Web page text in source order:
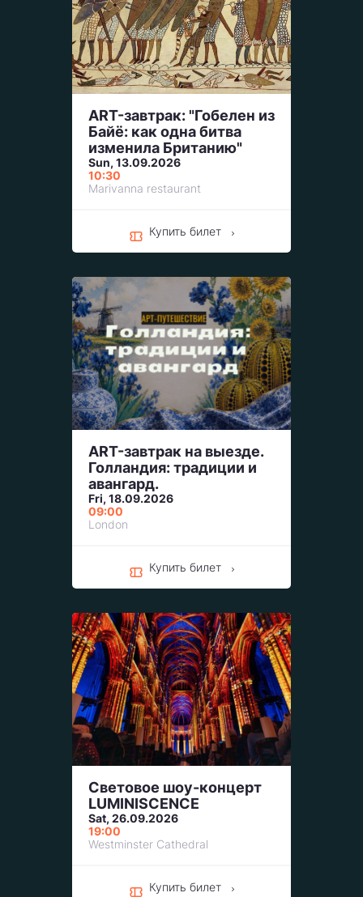
ART-завтрак: "Гобелен из
Байё: как одна битва
изменила Британию"
Sun, 13.09.2026
10:30
Marivanna restaurant
Купить билет
ART-завтрак на выезде.
Голландия: традиции и
авангард.
Fri, 18.09.2026
09:00
London
Купить билет
Световое шоу-концерт
LUMINISCENCE
Sat, 26.09.2026
19:00
Westminster Cathedral
Купить билет